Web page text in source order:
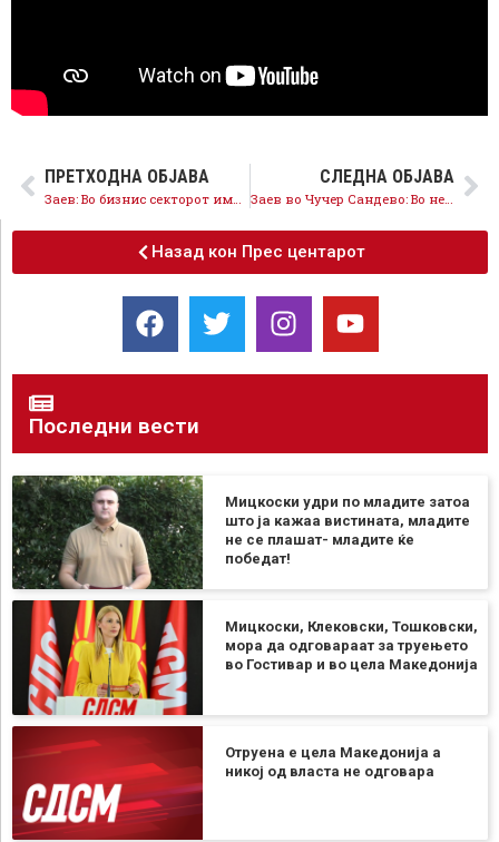
ПРЕТХОДНА ОБЈАВА СЛЕДНА ОБЈАВА
Заев во Чучер Сандево: Во недела масовно да излеземе да ја потврдиме правилната насока на општините и државата
Назад кон Прес центарот
Последни вести
Мицкоски удри по младите затоа
што ја кажаа вистината, младите
не се плашат- младите ќе
победат!
Мицкоски, Клековски, Тошковски,
мора да одговараат за труењето
во Гостивар и во цела Македонија
Отруена е цела Македонија а
никој од власта не одговара